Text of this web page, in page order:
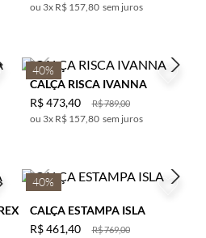
3x R$ 157,80 sem juros
40%
CALÇA RISCA IVANNA
R$789,00
R$ 473,40
3x R$ 157,80 sem juros
40%
CALÇA ESTAMPA ISLA
R$769,00
R$ 461,40